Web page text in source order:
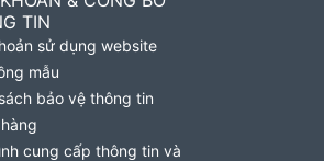
TIN
sử dụng website
mẫu
bảo vệ thông tin
cung cấp thông tin và